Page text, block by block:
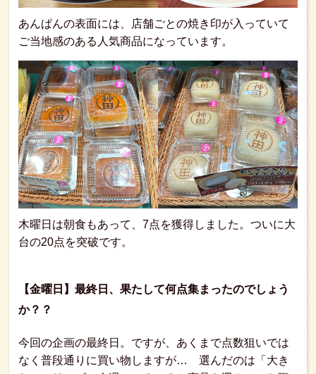
あんぱんの表面には、店舗ごとの焼き印が入っていて
ご当地感のある人気商品になっています。
木曜日は朝食もあって、7点を獲得しました。ついに大
台の20点を突破です。
【金曜日】最終日、果たして何点集まったのでしょう
か？？
今回の企画の最終日。ですが、あくまで点数狙いでは
なく普段通りに買い物しますが… 選んだのは「大き